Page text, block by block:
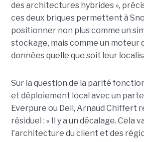
des architectures hybrides »,
ces deux briques permettent à
positionner non plus comme un
stockage, mais comme un moteur
données quelle que soit leur
Sur la question de la parité
et déploiement local avec un
Everpure ou Dell, Arnaud Chiffert
résiduel : « Il y a un décalage. Cela
l'architecture du client et des